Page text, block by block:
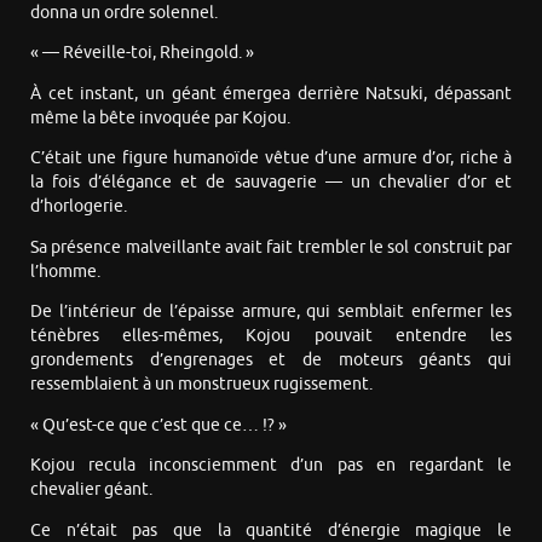
donna un ordre solennel.
« — Réveille-toi, Rheingold. »
À cet instant, un géant émergea derrière Natsuki, dépassant
même la bête invoquée par Kojou.
C’était une figure humanoïde vêtue d’une armure d’or, riche à
la fois d’élégance et de sauvagerie — un chevalier d’or et
d’horlogerie.
Sa présence malveillante avait fait trembler le sol construit par
l’homme.
De l’intérieur de l’épaisse armure, qui semblait enfermer les
ténèbres elles-mêmes, Kojou pouvait entendre les
grondements d’engrenages et de moteurs géants qui
ressemblaient à un monstrueux rugissement.
« Qu’est-ce que c’est que ce… !? »
Kojou recula inconsciemment d’un pas en regardant le
chevalier géant.
Ce n’était pas que la quantité d’énergie magique le